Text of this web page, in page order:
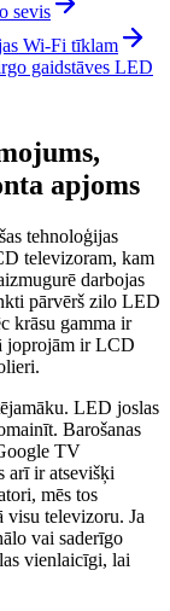
sevis
Wi-Fi tīklam
gaidstāves LED
apjoms
tehnoloģijas
televizoram, kam
darbojas
pārvērš zilo LED
krāsu gamma ir
joprojām ir LCD
LED joslas
Barošanas
TV
arī ir atsevišķi
mēs tos
visu televizoru. Ja
vai saderīgo
vienlaicīgi, lai